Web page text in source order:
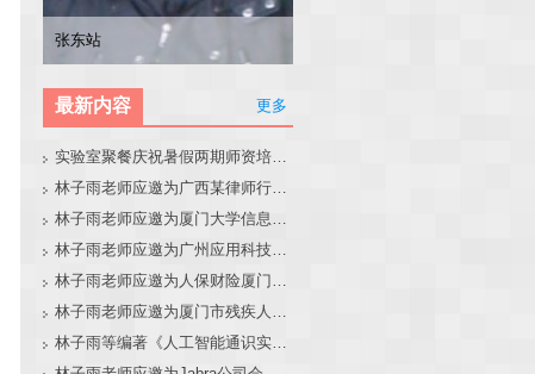
林子雨
张东站
林文水
冯少荣
最新内容 更多
实验室聚餐庆祝暑假两期师资培训班圆满结束
林子雨老师应邀为广西某律师行业培训班做大模型和智能体讲座
林子雨老师应邀为广州应用科技学院做大模型和智能体讲座
林子雨等编著《人工智能通识实践教程》教材官网